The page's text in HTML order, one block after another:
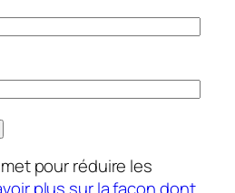
pour réduire les